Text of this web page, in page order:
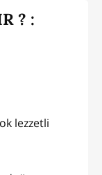
? :
lezzetli